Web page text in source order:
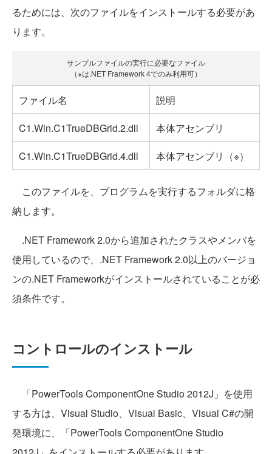
るためには、次のファイルをインストールする必要があ
ります。
サンプルファイルの実行に必要なファイル
（※は.NET Framework 4でのみ利用可）
ファイル名
説明
C1.Win.C1TrueDBGrid.2.dll
本体アセンブリ
C1.Win.C1TrueDBGrid.4.dll
本体アセンブリ（※）
このファイルを、プログラムを実行するフォルダに格
納します。
.NET Framework 2.0から追加されたクラスやメンバを
使用しているので、.NET Framework 2.0以上のバージョ
ンの.NET Frameworkがインストールされていることが必
須条件です。
コントロールのインストール
「PowerTools ComponentOne Studio 2012J」を使用
する方は、Visual Studio、Visual Basic、Visual C#の開
発環境に、「PowerTools ComponentOne Studio